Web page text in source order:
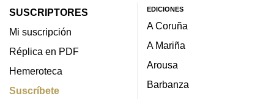
SUSCRIPTORES
Mi suscripción
Réplica en PDF
Hemeroteca
Suscríbete
EDICIONES
A Coruña
A Mariña
Arousa
Barbanza